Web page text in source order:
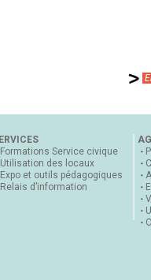
Formations Service civique
Utilisation des locaux
Expo et outils pédagogiques
Relais d’information